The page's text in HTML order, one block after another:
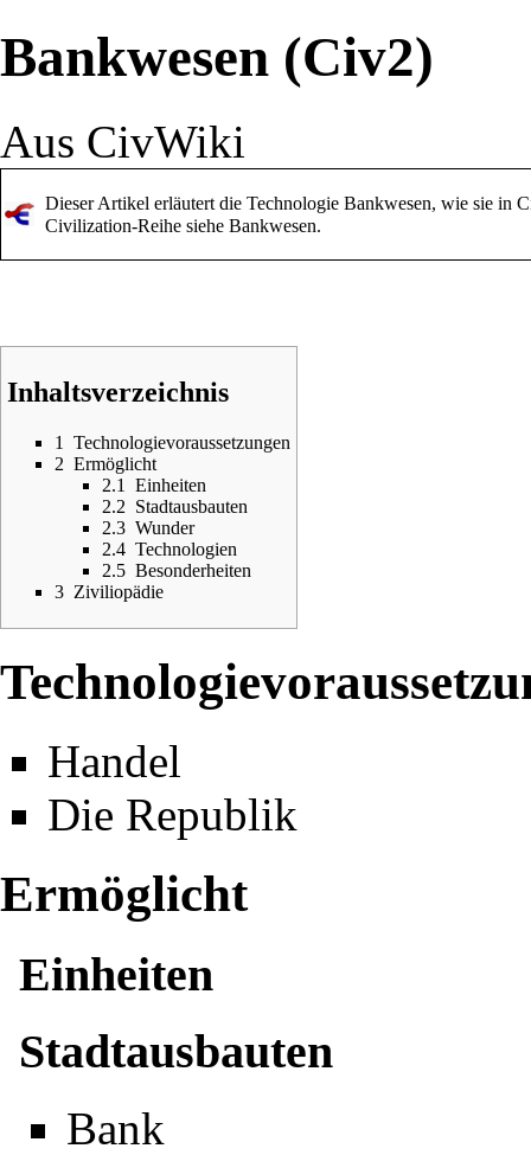
Bankwesen (Civ2)
Aus CivWiki
Dieser Artikel erläutert die Technologie Bankwesen, wie sie in
Civilization-Reihe siehe Bankwesen.
Inhaltsverzeichnis
1
Technologievoraussetzungen
2 Ermöglicht
2.1
Einheiten
2.2 Stadtausbauten
2.3 Wunder
2.4 Technologien
2.5 Besonderheiten
3 Ziviliopädie
Handel
Die Republik
Ermöglicht
Einheiten
Stadtausbauten
Bank